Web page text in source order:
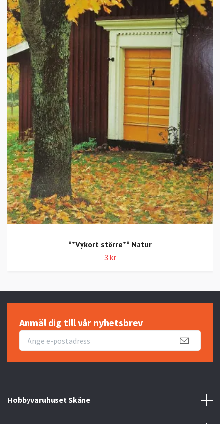
**Vykort större** Natur
3 kr
Anmäl dig till vår nyhetsbrev
Hobbyvaruhuset Skåne